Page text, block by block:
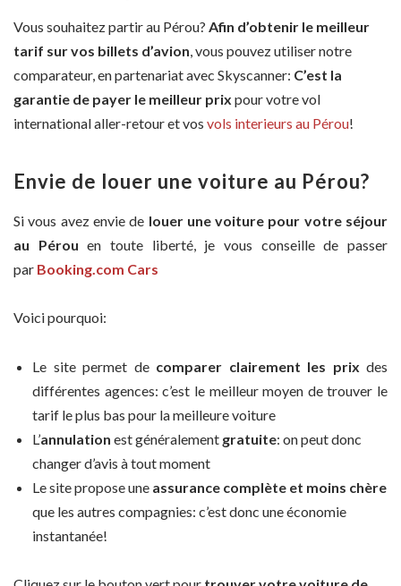
Vous souhaitez partir au Pérou? Afin d’obtenir le meilleur
tarif sur vos billets d’avion, vous pouvez utiliser notre
comparateur, en partenariat avec Skyscanner: C’est la
garantie de payer le meilleur prix pour votre vol
international aller-retour et vos vols interieurs au Pérou!
Envie de louer une voiture au Pérou?
Si vous avez envie de louer une voiture pour votre séjour
au Pérouen toute liberté, je vous conseille de passer
par Booking.com Cars
Voici pourquoi:
Le site permet de comparer clairement les prix des
différentes agences: c’est le meilleur moyen de trouver le
tarif le plus bas pour la meilleure voiture
L’annulation est généralement gratuite: on peut donc
changer d’avis à tout moment
Le site propose une assurance complète et moins chère
que les autres compagnies: c’est donc une économie
instantanée!